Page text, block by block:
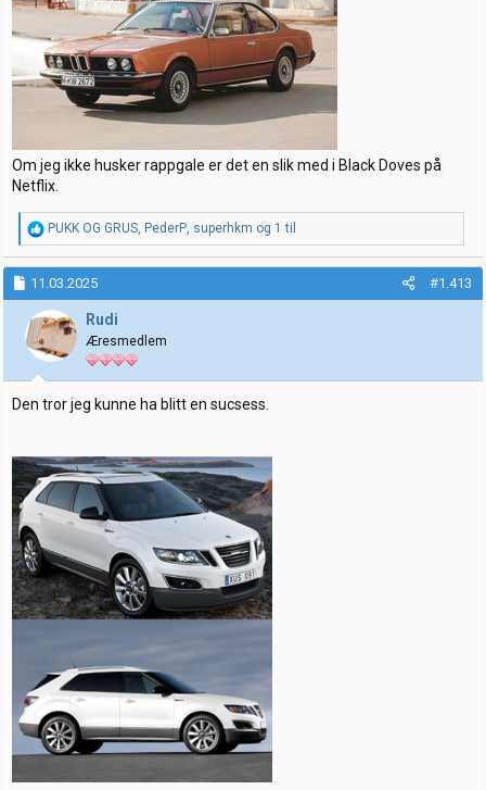
Om jeg ikke husker rappgale er det en slik med i Black Doves på
Netflix.
R
e
a
k
s
j
o
n
e
r
:
PUKK OG GRUS, PederP, superhkm og 1 til
11.03.2025 #1.413
Rudi
Æresmedlem
Den tror jeg kunne ha blitt en sucsess.